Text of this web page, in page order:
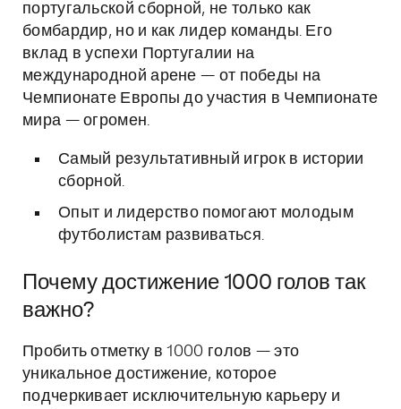
португальской сборной, не только как
бомбардир, но и как лидер команды. Его
вклад в успехи Португалии на
международной арене — от победы на
Чемпионате Европы до участия в Чемпионате
мира — огромен.
Самый результативный игрок в истории
сборной.
Опыт и лидерство помогают молодым
футболистам развиваться.
Почему достижение 1000 голов так
важно?
Пробить отметку в 1000 голов — это
уникальное достижение, которое
подчеркивает исключительную карьеру и